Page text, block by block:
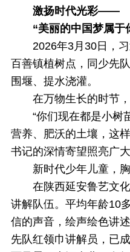
激扬时代光彩——
“美丽的中国梦属于
2026年3月30日，
百善镇植树点，同少先
围堰、提水浇灌。
在万物生长的时节
“你们现在都是小树
营养、肥沃的土壤，这
书记的深情寄望照亮广
新时代少年儿童，
在陕西延安鲁艺文
讲解队伍。平均年龄10
信的声音，绘声绘色讲
先队红领巾讲解员，已